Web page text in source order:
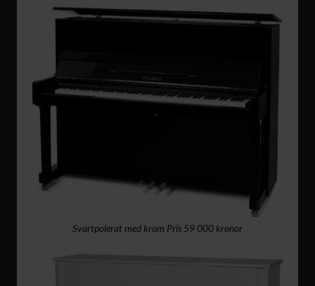
Svartpolerat med krom Pris 59 000 kronor